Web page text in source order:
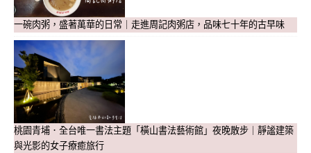
一碗肉粥，盛著萬華的日常｜走進周記肉粥店，品味七十年的古早味
桃園青埔．全台唯一書法主題「橫山書法藝術館」夜晚散步｜靜謐建築
與光影的女子療癒旅行